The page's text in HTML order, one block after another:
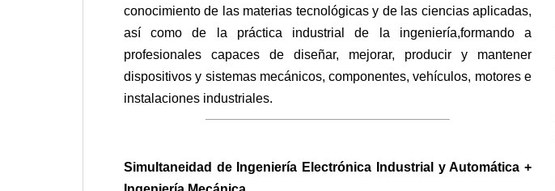
conocimiento de las materias tecnológicas y de las ciencias aplicadas,
así como de la práctica industrial de la ingeniería,formando a
profesionales capaces de diseñar, mejorar, producir y mantener
dispositivos y sistemas mecánicos, componentes, vehículos, motores e
instalaciones industriales.
—————————————————————–
Simultaneidad de Ingeniería Electrónica Industrial y Automática +